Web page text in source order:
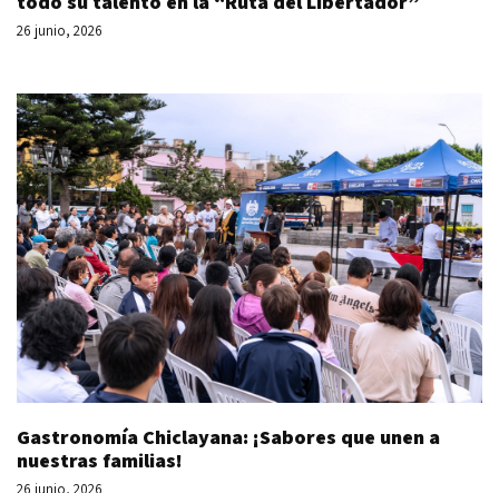
26 junio, 2026
Gastronomía Chiclayana: ¡Sabores que unen a
nuestras familias!